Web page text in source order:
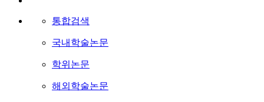
통합검색
국내학술논문
학위논문
해외학술논문